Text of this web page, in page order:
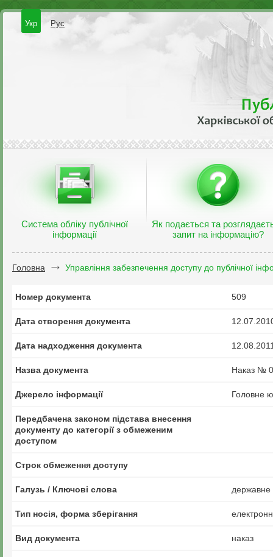
Укр Рус
Система обліку публічної
інформації
Як подається та
запит на інформацію?
Головна Управління забезпечення доступу до публічної
Номер документа 509
Дата створення документа
Дата надходження документа
Назва документа Наказ №
Джерело інформації Головне
Передбачена законом підстава внесення
документу до категорії з обмеженим
доступом
Строк обмеження доступу
Галузь / Ключові слова державне
Тип носія, форма зберігання
Вид документа наказ